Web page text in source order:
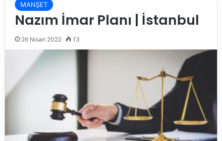
MANŞET
Nazım İmar Planı | İstanbul
26 Nisan 2022 13